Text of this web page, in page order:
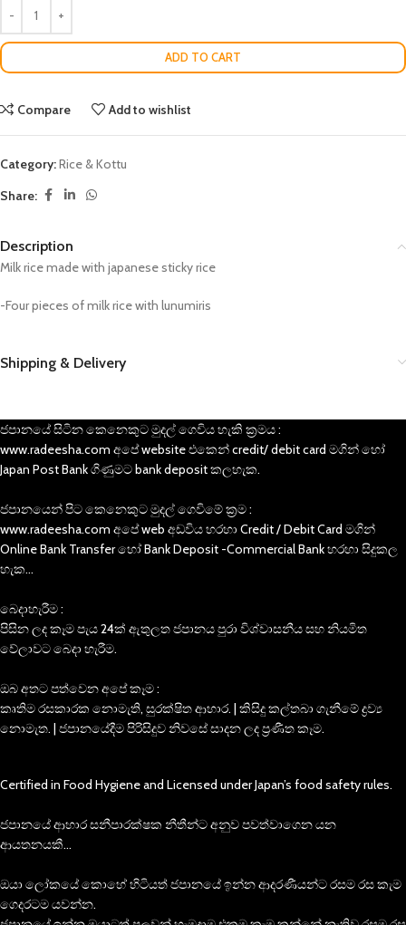
ADD TO CART
Compare Add to wishlist
Category:Rice & Kottu
Share:
Description
Milk rice made with japanese sticky rice
-Four pieces of milk rice with lunumiris
Shipping & Delivery
ජපානයේ සිටින කෙනෙකුට මුදල් ගෙවිය හැකි ක්‍රමය :
www.radeesha.com අපේ website එකෙන් credit/ debit card මගින් හෝ
Japan Post Bank ගිණුමට bank deposit කලහැක.
ජපානයෙන් පිට කෙනෙකුට මුදල් ගෙවිමේ ක්‍රම :
www.radeesha.com අපේ web අඩවිය හරහා Credit / Debit Card මගින්
Online Bank Transfer හෝ Bank Deposit -Commercial Bank හරහා සිදුකල
හැක…
බෙදාහැරීම :
පිසින ලද කෑම පැය 24ක් ඇතුලත ජපානය පුරා විශ්වාසනීය සහ නියමිත
වේලාවට බෙදා හැරීම.
ඔබ අතට පත්වෙන අපේ කෑම :
කෘතිම රසකාරක නොමැති, සුරක්ෂිත ආහාර. | කිසිදු කල්තබා ගැනීමේ ද්‍රව්‍ය
නොමැත. | ජපානයේදීම පිරිසිදුව නිවසේ සාදන ලද ප්‍රණීත කෑම.
Certified in Food Hygiene and Licensed under Japan’s food safety rules.
ජපානයේ ආහාර සනීපාරක්ෂක නීතීන්ට අනුව පවත්වාගෙන යන
ආයතනයකී…
ඔයා ලෝකයේ කොහේ හිටියත් ජපානයේ ඉන්න ආදරණීයන්ට රසම රස කැම
ගෙදරටම යවන්න.